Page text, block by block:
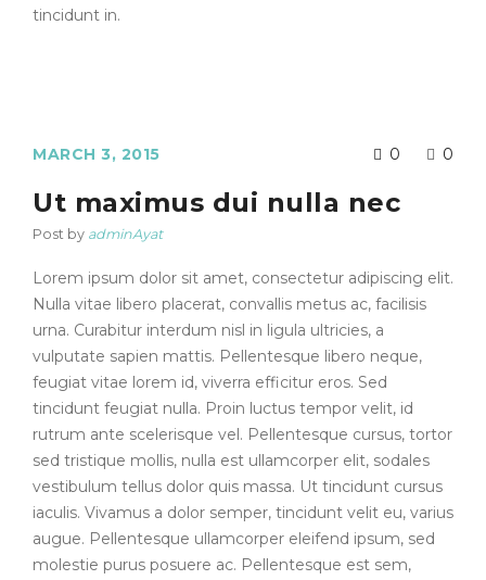
tincidunt in.
MARCH 3, 2015 0 0
Ut maximus dui nulla nec
Post by adminAyat
Lorem ipsum dolor sit amet, consectetur adipiscing elit.
Nulla vitae libero placerat, convallis metus ac, facilisis
urna. Curabitur interdum nisl in ligula ultricies, a
vulputate sapien mattis. Pellentesque libero neque,
feugiat vitae lorem id, viverra efficitur eros. Sed
tincidunt feugiat nulla. Proin luctus tempor velit, id
rutrum ante scelerisque vel. Pellentesque cursus, tortor
sed tristique mollis, nulla est ullamcorper elit, sodales
vestibulum tellus dolor quis massa. Ut tincidunt cursus
iaculis. Vivamus a dolor semper, tincidunt velit eu, varius
augue. Pellentesque ullamcorper eleifend ipsum, sed
molestie purus posuere ac. Pellentesque est sem,